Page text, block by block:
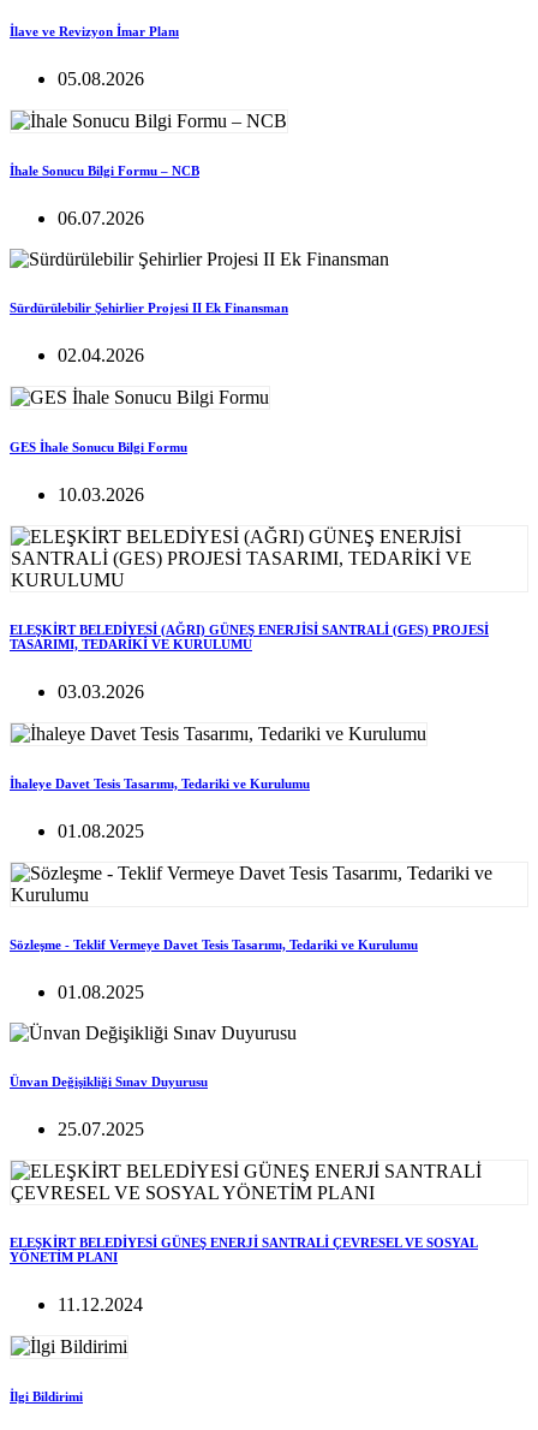
İlave ve Revizyon İmar Planı
05.08.2026
İhale Sonucu Bilgi Formu – NCB
06.07.2026
Sürdürülebilir Şehirlier Projesi II Ek Finansman
02.04.2026
GES İhale Sonucu Bilgi Formu
10.03.2026
ELEŞKİRT BELEDİYESİ (AĞRI) GÜNEŞ ENERJİSİ SANTRALİ (GES) PROJESİ
TASARIMI, TEDARİKİ VE KURULUMU
03.03.2026
İhaleye Davet Tesis Tasarımı, Tedariki ve Kurulumu
01.08.2025
Sözleşme - Teklif Vermeye Davet Tesis Tasarımı, Tedariki ve Kurulumu
01.08.2025
Ünvan Değişikliği Sınav Duyurusu
25.07.2025
ELEŞKİRT BELEDİYESİ GÜNEŞ ENERJİ SANTRALİ ÇEVRESEL VE SOSYAL
YÖNETİM PLANI
11.12.2024
İlgi Bildirimi